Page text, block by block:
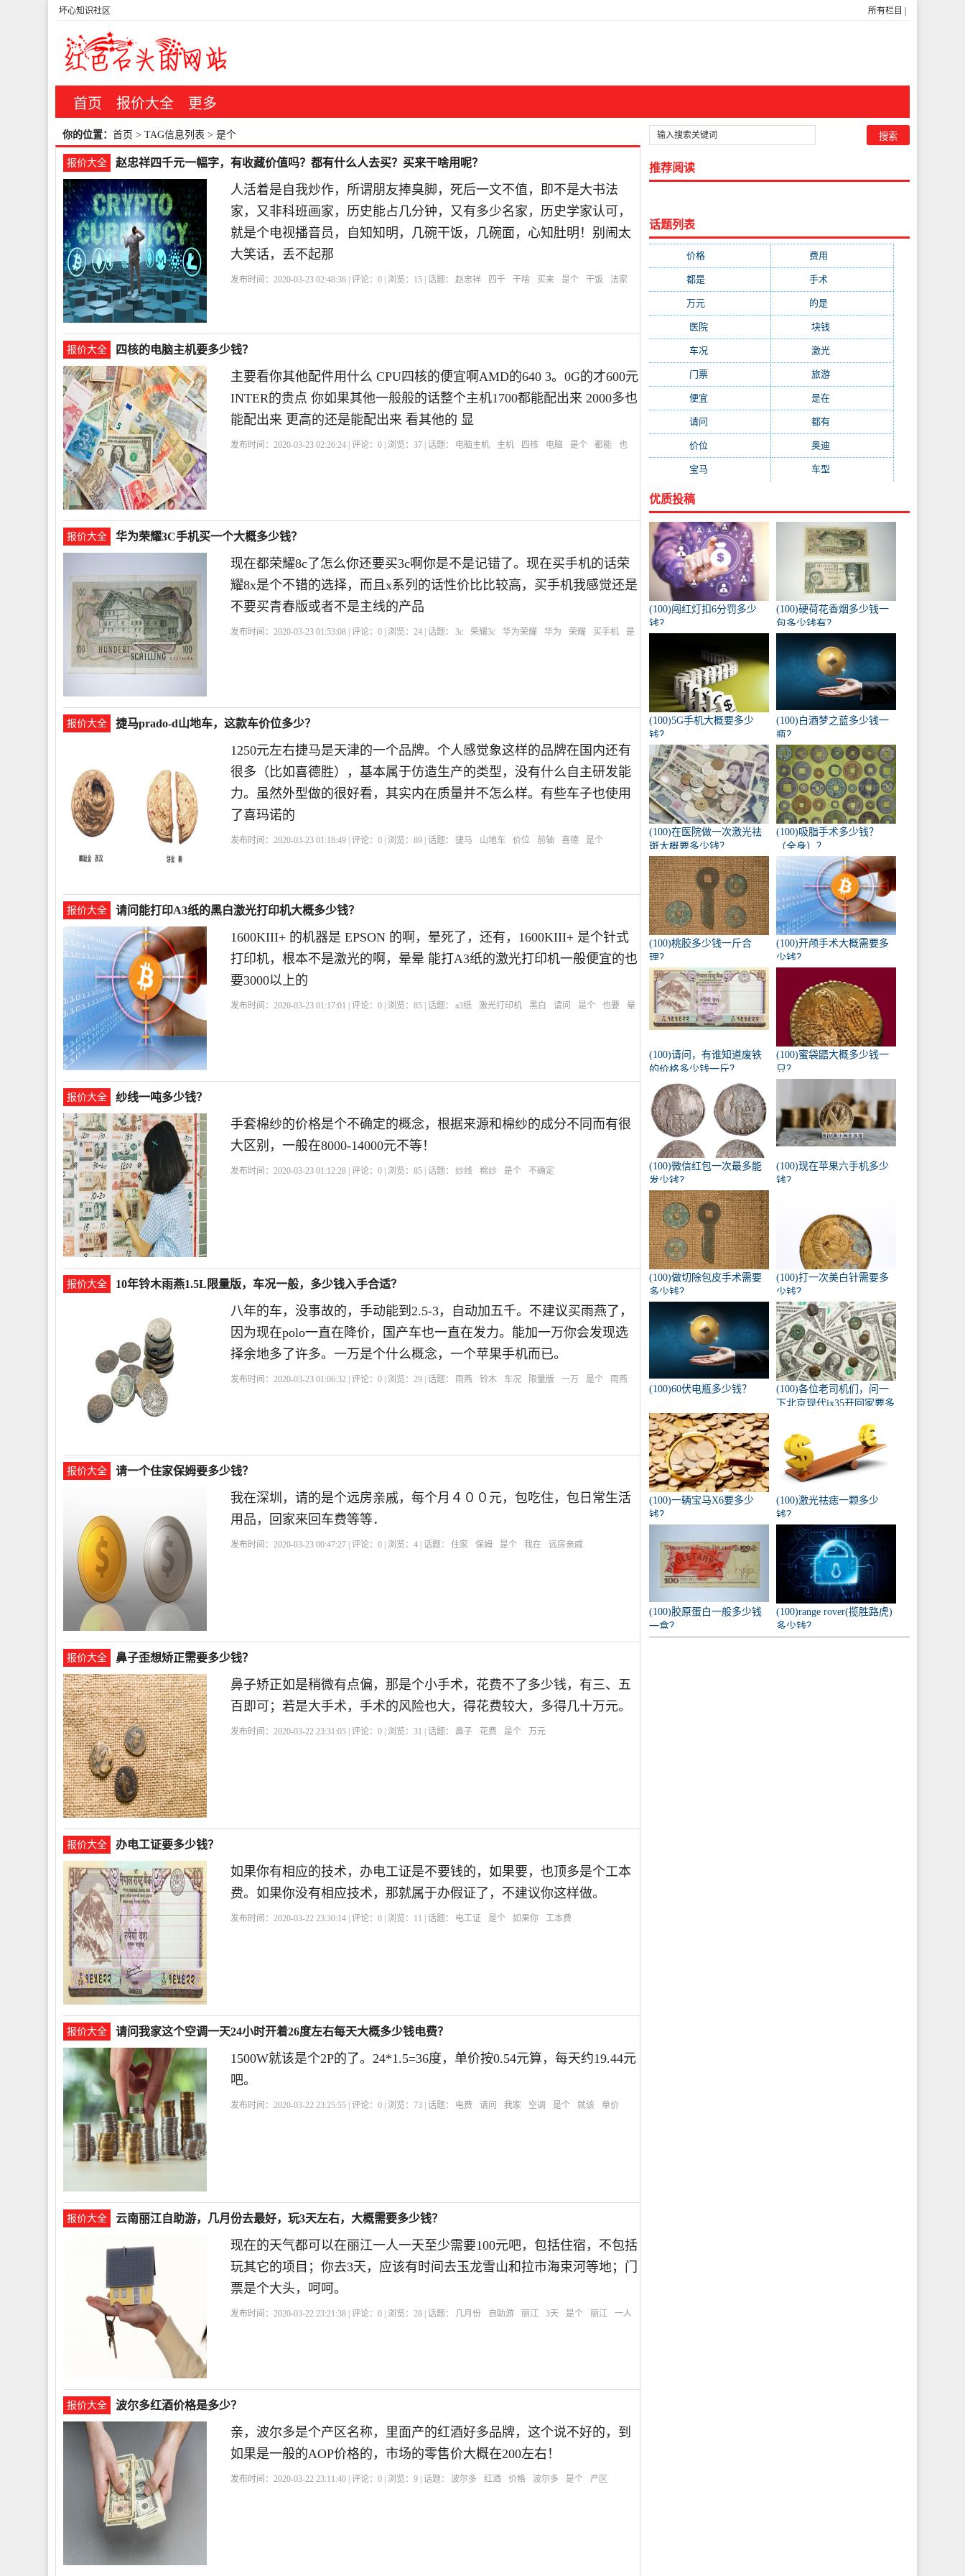
所有栏目
坏心知识社区
首页 报价大全 更多
你的位置： 首页 > TAG信息列表 > 是个
报价大全 赵忠祥四千元一幅字，有收藏价值吗？都有什么人去买？买来干啥用呢？
人活着是自我炒作，所谓朋友捧臭脚，死后一文不值，即不是大书法
家，又非科班画家，历史能占几分钟，又有多少名家，历史学家认可，
就是个电视播音员，自知知明，几碗干饭，几碗面，心知肚明！别闹太
大笑话，丢不起那
发布时间：2020-03-23 02:48:36 | 评论：0 | 浏览： 15 | 话题： 赵忠祥 四千 干啥 买来 是个 干饭 法家
报价大全 四核的电脑主机要多少钱？
主要看你其他配件用什么 CPU四核的便宜啊AMD的640 3。0G的才600元
INTER的贵点 你如果其他一般般的话整个主机1700都能配出来 2000多也
能配出来 更高的还是能配出来 看其他的 显
发布时间：2020-03-23 02:26:24 | 评论：0 | 浏览：37 | 话题： 电脑主机 主机 四核 电脑 是个 都能
也
报价大全 华为荣耀3C手机买一个大概多少钱？
现在都荣耀8c了怎么你还要买3c啊你是不是记错了。现在买手机的话荣
耀8x是个不错的选择，而且x系列的话性价比比较高，买手机我感觉还是
不要买青春版或者不是主线的产品
发布时间：2020-03-23 01:53:08 | 评论：0 | 浏览：24 | 话题： 3c 荣耀3c 华为荣耀 华为 荣耀 买手机
是
报价大全 捷马prado-d山地车，这款车价位多少？
1250元左右捷马是天津的一个品牌。个人感觉象这样的品牌在国内还有
很多（比如喜德胜），基本属于仿造生产的类型，没有什么自主研发能
力。虽然外型做的很好看，其实内在质量并不怎么样。有些车子也使用
了喜玛诺的
发布时间：2020-03-23 01:18:49 | 评论：0 | 浏览：89 | 话题： 捷马 山地车 价位 前轴 喜德 是个
报价大全 请问能打印A3纸的黑白激光打印机大概多少钱？
1600KIII+ 的机器是 EPSON 的啊，晕死了，还有，1600KIII+ 是个针式
打印机，根本不是激光的啊，晕晕 能打A3纸的激光打印机一般便宜的也
要3000以上的
发布时间：2020-03-23 01:17:01 | 评论：0 | 浏览：85 | 话题： a3纸 激光打印机 黑白 请问 是个 也要
晕
报价大全 纱线一吨多少钱？
手套棉纱的价格是个不确定的概念，根据来源和棉纱的成分不同而有很
大区别，一般在8000-14000元不等！
发布时间：2020-03-23 01:12:28 | 评论：0 | 浏览：85 | 话题： 纱线 棉纱 是个 不确定
报价大全 10年铃木雨燕1.5L限量版，车况一般，多少钱入手合适？
八年的车，没事故的，手动能到2.5-3，自动加五千。不建议买雨燕了，
因为现在polo一直在降价，国产车也一直在发力。能加一万你会发现选
择余地多了许多。一万是个什么概念，一个苹果手机而已。
发布时间：2020-03-23 01:06:32 | 评论：0 | 浏览：29 | 话题： 雨燕 铃木 车况 限量版 一万 是个 雨燕
报价大全 请一个住家保姆要多少钱？
我在深圳，请的是个远房亲戚，每个月４００元，包吃住，包日常生活
用品，回家来回车费等等．
发布时间：2020-03-23 00:47:27 | 评论：0 | 浏览：4 | 话题： 住家 保姆 是个 我在 远房亲戚
报价大全 鼻子歪想矫正需要多少钱？
鼻子矫正如是稍微有点偏，那是个小手术，花费不了多少钱，有三、五
百即可；若是大手术，手术的风险也大，得花费较大，多得几十万元。
发布时间：2020-03-22 23:31:05 | 评论：0 | 浏览：31 | 话题： 鼻子 花费 是个 万元
报价大全 办电工证要多少钱？
如果你有相应的技术，办电工证是不要钱的，如果要，也顶多是个工本
费。如果你没有相应技术，那就属于办假证了，不建议你这样做。
发布时间：2020-03-22 23:30:14 | 评论：0 | 浏览： 11 | 话题： 电工证 是个 如果你 工本费
报价大全 请问我家这个空调一天24小时开着26度左右每天大概多少钱电费？
1500W就该是个2P的了。24*1.5=36度，单价按0.54元算，每天约19.44元
吧。
发布时间：2020-03-22 23:25:55 | 评论：0 | 浏览： 73 | 话题： 电费 请问 我家 空调 是个 就该 单价
报价大全 云南丽江自助游，几月份去最好，玩3天左右，大概需要多少钱？
现在的天气都可以在丽江一人一天至少需要100元吧，包括住宿，不包括
玩其它的项目；你去3天，应该有时间去玉龙雪山和拉市海束河等地；门
票是个大头，呵呵。
发布时间：2020-03-22 23:21:38 | 评论：0 | 浏览：28 | 话题： 几月份 自助游 丽江 3天 是个 丽江 一人
报价大全 波尔多红酒价格是多少？
亲，波尔多是个产区名称，里面产的红酒好多品牌，这个说不好的，到
如果是一般的AOP价格的，市场的零售价大概在200左右！
发布时间：2020-03-22 23:11:40 | 评论：0 | 浏览：9 | 话题： 波尔多 红酒 价格 波尔多 是个 产区
推荐阅读
话题列表
价格 费用
都是 手术(1536)
万元 的是(1059)
医院(647) 块钱
车况(582) 激光
门票(564) 旅游
便宜 是在
请问 都有
价位 奥迪
宝马 车型
优质投稿
(100)闯红灯扣6分罚多少
钱？
(100)硬荷花香烟多少钱一
包多少钱有？
(100)5G手机大概要多少
钱？
(100)白酒梦之蓝多少钱一
瓶？
(100)在医院做一次激光祛
斑大概要多少钱？
(100)吸脂手术多少钱？
（全身）？
(100)桃胶多少钱一斤合
理？
(100)开颅手术大概需要多
少钱？
(100)请问，有谁知道废铁
的价格多少钱一斤？
(100)蜜袋鼯大概多少钱一
只？
(100)微信红包一次最多能
发少钱？
(100)现在苹果六手机多少
钱？
(100)做切除包皮手术需要
多少钱？
(100)打一次美白针需要多
少钱？
(100)60伏电瓶多少钱？
(100)各位老司机们，问一
下北京现代ix35开回家要多
(100)一辆宝马X6要多少
钱？
(100)激光祛痣一颗多少
钱？
(100)胶原蛋白一般多少钱
一盒？
(100)range rover(揽胜路虎)
多少钱？